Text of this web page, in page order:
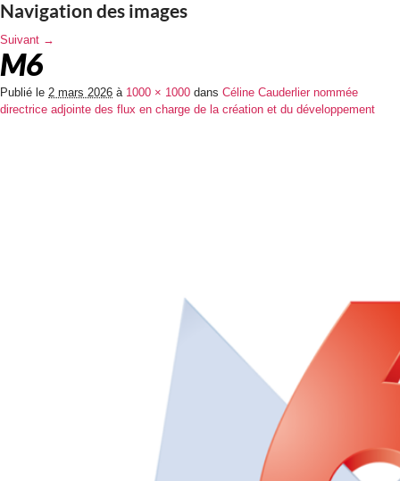
Navigation des images
Suivant →
M6
Publié le 2 mars 2026 à 1000 × 1000 dans Céline Cauderlier nommée
directrice adjointe des flux en charge de la création et du développement